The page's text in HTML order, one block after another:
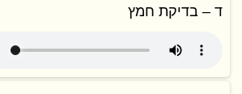
ד – בדיקת חמץ